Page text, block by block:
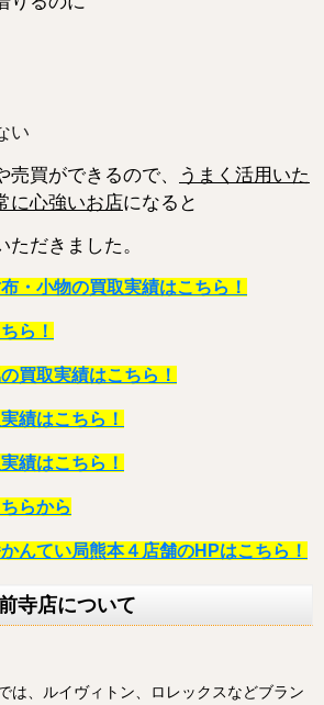
い
買ができるので、
うまく活用いた
に心強いお店になると
だきました。
・小物の買取実績はこちら！
ら！
買取実績はこちら！
績はこちら！
績はこちら！
らから
んてい局熊本４店舗のHPはこちら！
寺店について
は、ルイヴィトン、ロレックスなどブラン